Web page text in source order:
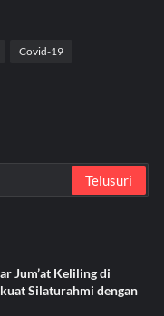
Covid-19
Jum’at Keliling di
Silaturahmi dengan